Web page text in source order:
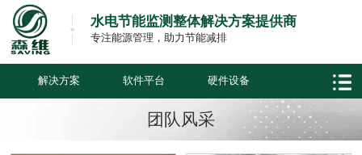
水电节能监测整体解决方案提供商
专注能源管理，助力节能减排
解决方案 软件平台 硬件设备
团队风采